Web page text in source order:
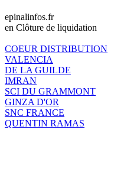
epinalinfos.fr
en Clôture de liquidation
COEUR DISTRIBUTION
VALENCIA
DE LA GUILDE
IMRAN
SCI DU GRAMMONT
GINZA D'OR
SNC FRANCE
QUENTIN RAMAS